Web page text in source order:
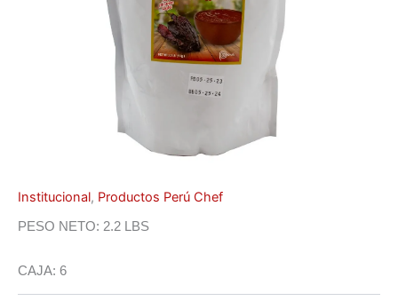
Institucional, Productos Perú Chef
PESO NETO: 2.2 LBS
CAJA: 6